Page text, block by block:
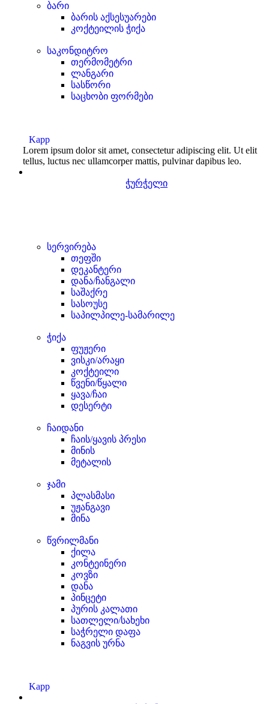
ბარი
ბარის აქსესუარები
კოქტეილის ჭიქა
საკონდიტრო
თერმომეტრი
ლანგარი
სასწორი
საცხობი ფორმები
Kapp
Lorem ipsum dolor sit amet, consectetur adipiscing elit. Ut elit
tellus, luctus nec ullamcorper mattis, pulvinar dapibus leo.
ჭურჭელი
სერვირება
თეფში
დეკანტერი
დანა/ჩანგალი
საშაქრე
სასოუსე
საპილპილე-სამარილე
ჭიქა
ფუჟერი
ვისკი/არაყი
კოქტეილი
წვენი/წყალი
ყავა/ჩაი
დესერტი
ჩაიდანი
ჩაის/ყავის პრესი
მინის
მეტალის
ჯამი
პლასმასი
უჟანგავი
მინა
წვრილმანი
ქილა
კონტეინერი
კოვზი
დანა
პინცეტი
პურის კალათი
სათლელი/სახეხი
საჭრელი დაფა
ნაგვის ურნა
Kapp